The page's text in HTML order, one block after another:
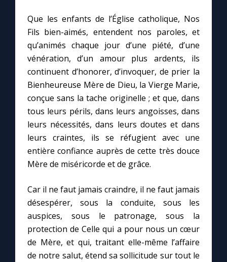
Que les enfants de l’Église catholique, Nos
Fils bien-aimés, entendent nos paroles, et
qu’animés chaque jour d’une piété, d’une
vénération, d’un amour plus ardents, ils
continuent d’honorer, d’invoquer, de prier la
Bienheureuse Mère de Dieu, la Vierge Marie,
conçue sans la tache originelle ; et que, dans
tous leurs périls, dans leurs angoisses, dans
leurs nécessités, dans leurs doutes et dans
leurs craintes, ils se réfugient avec une
entière confiance auprès de cette très douce
Mère de miséricorde et de grâce.
Car il ne faut jamais craindre, il ne faut jamais
désespérer, sous la conduite, sous les
auspices, sous le patronage, sous la
protection de Celle qui a pour nous un cœur
de Mère, et qui, traitant elle-même l’affaire
de notre salut, étend sa sollicitude sur tout le